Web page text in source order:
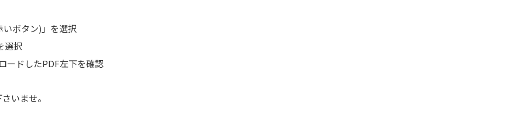
ボタン)」を選択
選択
ードしたPDF左下を確認
いませ。